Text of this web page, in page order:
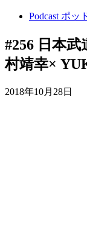
Podcast ポッ
#256 日本
村靖幸×
2018年10月28日